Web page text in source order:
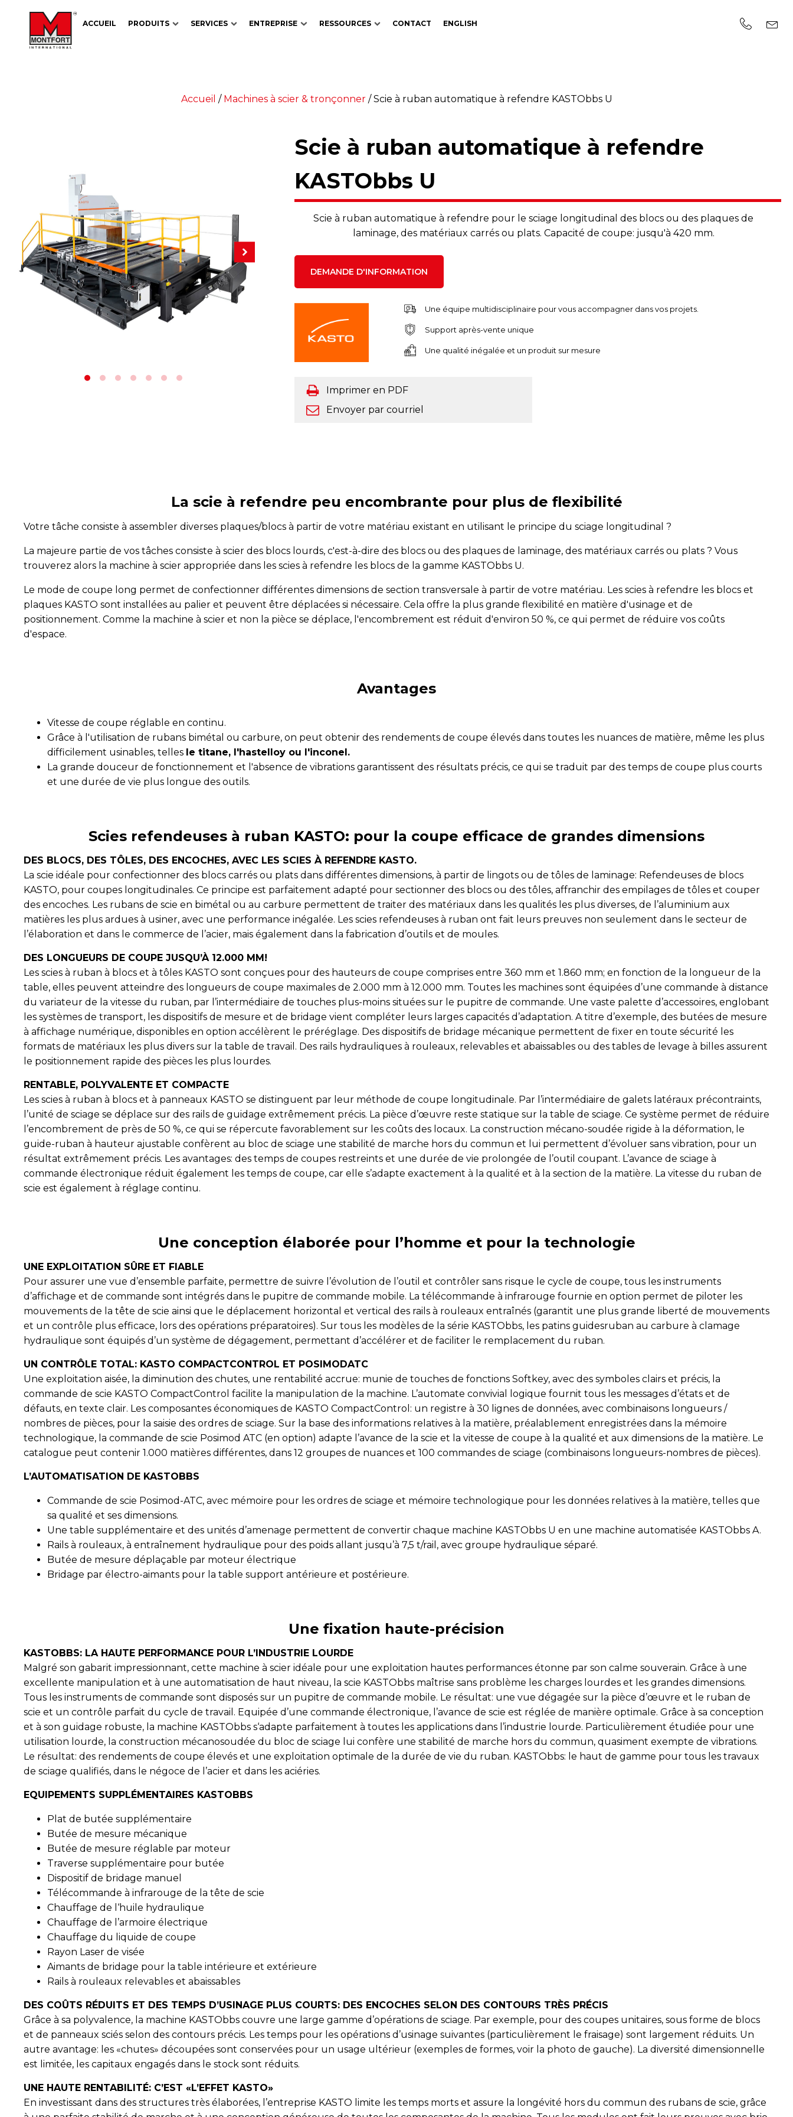
ACCUEIL PRODUITS SERVICES ENTREPRISE RESSOURCES CONTACT ENGLISH
Accueil / Machines à scier & tronçonner/Scie à ruban automatique à refendre KASTObbs U
Scie à ruban automatique à refendre
KASTObbs U
Scie à ruban automatique à refendre pour le sciage longitudinal des blocs ou des plaques de
laminage, des matériaux carrés ou plats. Capacité de coupe: jusqu'à 420 mm.
DEMANDE D'INFORMATION
Une équipe multidisciplinaire pour vous accompagner dans vos projets.
Support après-vente unique
Une qualité inégalée et un produit sur mesure
Imprimer en PDF
Envoyer par courriel
La scie à refendre peu encombrante pour plus de flexibilité
Votre tâche consiste à assembler diverses plaques/blocs à partir de votre matériau existant en utilisant le principe du sciage longitudinal ?
La majeure partie de vos tâches consiste à scier des blocs lourds, c'est-à-dire des blocs ou des plaques de laminage, des matériaux carrés ou plats ? Vous
trouverez alors la machine à scier appropriée dans les scies à refendre les blocs de la gamme KASTObbs U.
Le mode de coupe long permet de confectionner différentes dimensions de section transversale à partir de votre matériau. Les scies à refendre les blocs et
plaques KASTO sont installées au palier et peuvent être déplacées si nécessaire. Cela offre la plus grande flexibilité en matière d'usinage et de
positionnement. Comme la machine à scier et non la pièce se déplace, l'encombrement est réduit d'environ 50 %, ce qui permet de réduire vos coûts
d'espace.
Avantages
Vitesse de coupe réglable en continu.
Grâce à l'utilisation de rubans bimétal ou carbure, on peut obtenir des rendements de coupe élevés dans toutes les nuances de matière, même les plus
difficilement usinables, telles le titane, l'hastelloy ou l'inconel.
La grande douceur de fonctionnement et l'absence de vibrations garantissent des résultats précis, ce qui se traduit par des temps de coupe plus courts
et une durée de vie plus longue des outils.
Scies refendeuses à ruban KASTO: pour la coupe efficace de grandes dimensions
DES BLOCS, DES TÔLES, DES ENCOCHES, AVEC LES SCIES À REFENDRE KASTO.
La scie idéale pour confectionner des blocs carrés ou plats dans différentes dimensions, à partir de lingots ou de tôles de laminage: Refendeuses de blocs
KASTO, pour coupes longitudinales. Ce principe est parfaitement adapté pour sectionner des blocs ou des tôles, affranchir des empilages de tôles et couper
des encoches. Les rubans de scie en bimétal ou au carbure permettent de traiter des matériaux dans les qualités les plus diverses, de l’aluminium aux
matières les plus ardues à usiner, avec une performance inégalée. Les scies refendeuses à ruban ont fait leurs preuves non seulement dans le secteur de
l’élaboration et dans le commerce de l’acier, mais également dans la fabrication d’outils et de moules.
DES LONGUEURS DE COUPE JUSQU’À 12.000 MM!
Les scies à ruban à blocs et à tôles KASTO sont conçues pour des hauteurs de coupe comprises entre 360 mm et 1.860 mm; en fonction de la longueur de la
table, elles peuvent atteindre des longueurs de coupe maximales de 2.000 mm à 12.000 mm. Toutes les machines sont équipées d’une commande à distance
du variateur de la vitesse du ruban, par l’intermédiaire de touches plus-moins situées sur le pupitre de commande. Une vaste palette d’accessoires, englobant
les systèmes de transport, les dispositifs de mesure et de bridage vient compléter leurs larges capacités d’adaptation. A titre d’exemple, des butées de mesure
à affichage numérique, disponibles en option accélèrent le préréglage. Des dispositifs de bridage mécanique permettent de fixer en toute sécurité les
formats de matériaux les plus divers sur la table de travail. Des rails hydrauliques à rouleaux, relevables et abaissables ou des tables de levage à billes assurent
le positionnement rapide des pièces les plus lourdes.
RENTABLE, POLYVALENTE ET COMPACTE
Les scies à ruban à blocs et à panneaux KASTO se distinguent par leur méthode de coupe longitudinale. Par l’intermédiaire de galets latéraux précontraints,
l’unité de sciage se déplace sur des rails de guidage extrêmement précis. La pièce d’œuvre reste statique sur la table de sciage. Ce système permet de réduire
l’encombrement de près de 50 %, ce qui se répercute favorablement sur les coûts des locaux. La construction mécano-soudée rigide à la déformation, le
guide-ruban à hauteur ajustable confèrent au bloc de sciage une stabilité de marche hors du commun et lui permettent d’évoluer sans vibration, pour un
résultat extrêmement précis. Les avantages: des temps de coupes restreints et une durée de vie prolongée de l’outil coupant. L’avance de sciage à
commande électronique réduit également les temps de coupe, car elle s’adapte exactement à la qualité et à la section de la matière. La vitesse du ruban de
scie est également à réglage continu.
Une conception élaborée pour l’homme et pour la technologie
UNE EXPLOITATION SÛRE ET FIABLE
Pour assurer une vue d’ensemble parfaite, permettre de suivre l’évolution de l’outil et contrôler sans risque le cycle de coupe, tous les instruments
d’affichage et de commande sont intégrés dans le pupitre de commande mobile. La télécommande à infrarouge fournie en option permet de piloter les
mouvements de la tête de scie ainsi que le déplacement horizontal et vertical des rails à rouleaux entraînés (garantit une plus grande liberté de mouvements
et un contrôle plus efficace, lors des opérations préparatoires). Sur tous les modèles de la série KASTObbs, les patins guidesruban au carbure à clamage
hydraulique sont équipés d’un système de dégagement, permettant d’accélérer et de faciliter le remplacement du ruban.
UN CONTRÔLE TOTAL: KASTO COMPACTCONTROL ET POSIMODATC
Une exploitation aisée, la diminution des chutes, une rentabilité accrue: munie de touches de fonctions Softkey, avec des symboles clairs et précis, la
commande de scie KASTO CompactControl facilite la manipulation de la machine. L’automate convivial logique fournit tous les messages d’états et de
défauts, en texte clair. Les composantes économiques de KASTO CompactControl: un registre à 30 lignes de données, avec combinaisons longueurs /
nombres de pièces, pour la saisie des ordres de sciage. Sur la base des informations relatives à la matière, préalablement enregistrées dans la mémoire
technologique, la commande de scie Posimod ATC (en option) adapte l’avance de la scie et la vitesse de coupe à la qualité et aux dimensions de la matière. Le
catalogue peut contenir 1.000 matières différentes, dans 12 groupes de nuances et 100 commandes de sciage (combinaisons longueurs-nombres de pièces).
L’AUTOMATISATION DE KASTOBBS
Commande de scie Posimod-ATC, avec mémoire pour les ordres de sciage et mémoire technologique pour les données relatives à la matière, telles que
sa qualité et ses dimensions.
Une table supplémentaire et des unités d’amenage permettent de convertir chaque machine KASTObbs U en une machine automatisée KASTObbs A.
Rails à rouleaux, à entraînement hydraulique pour des poids allant jusqu’à 7,5 t/rail, avec groupe hydraulique séparé.
Butée de mesure déplaçable par moteur électrique
Bridage par électro-aimants pour la table support antérieure et postérieure.
Une fixation haute-précision
KASTOBBS: LA HAUTE PERFORMANCE POUR L’INDUSTRIE LOURDE
Malgré son gabarit impressionnant, cette machine à scier idéale pour une exploitation hautes performances étonne par son calme souverain. Grâce à une
excellente manipulation et à une automatisation de haut niveau, la scie KASTObbs maîtrise sans problème les charges lourdes et les grandes dimensions.
Tous les instruments de commande sont disposés sur un pupitre de commande mobile. Le résultat: une vue dégagée sur la pièce d’œuvre et le ruban de
scie et un contrôle parfait du cycle de travail. Equipée d’une commande électronique, l’avance de scie est réglée de manière optimale. Grâce à sa conception
et à son guidage robuste, la machine KASTObbs s‘adapte parfaitement à toutes les applications dans l’industrie lourde. Particulièrement étudiée pour une
utilisation lourde, la construction mécanosoudée du bloc de sciage lui confère une stabilité de marche hors du commun, quasiment exempte de vibrations.
Le résultat: des rendements de coupe élevés et une exploitation optimale de la durée de vie du ruban. KASTObbs: le haut de gamme pour tous les travaux
de sciage qualifiés, dans le négoce de l’acier et dans les aciéries.
EQUIPEMENTS SUPPLÉMENTAIRES KASTOBBS
Plat de butée supplémentaire
Butée de mesure mécanique
Butée de mesure réglable par moteur
Traverse supplémentaire pour butée
Dispositif de bridage manuel
Télécommande à infrarouge de la tête de scie
Chauffage de l‘huile hydraulique
Chauffage de l’armoire électrique
Chauffage du liquide de coupe
Rayon Laser de visée
Aimants de bridage pour la table intérieure et extérieure
Rails à rouleaux relevables et abaissables
DES COÛTS RÉDUITS ET DES TEMPS D’USINAGE PLUS COURTS: DES ENCOCHES SELON DES CONTOURS TRÈS PRÉCIS
Grâce à sa polyvalence, la machine KASTObbs couvre une large gamme d’opérations de sciage. Par exemple, pour des coupes unitaires, sous forme de blocs
et de panneaux sciés selon des contours précis. Les temps pour les opérations d’usinage suivantes (particulièrement le fraisage) sont largement réduits. Un
autre avantage: les «chutes» découpées sont conservées pour un usage ultérieur (exemples de formes, voir la photo de gauche). La diversité dimensionnelle
est limitée, les capitaux engagés dans le stock sont réduits.
UNE HAUTE RENTABILITÉ: C’EST «L’EFFET KASTO»
En investissant dans des structures très élaborées, l’entreprise KASTO limite les temps morts et assure la longévité hors du commun des rubans de scie, grâce